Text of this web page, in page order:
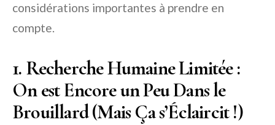
considérations importantes à prendre en
compte.
1. Recherche Humaine Limitée :
On est Encore un Peu Dans le
Brouillard (Mais Ça s’Éclaircit !)